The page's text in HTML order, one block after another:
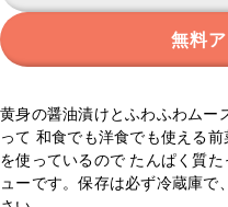
無料
黄身の醤油漬けとふわふわムー
って 和食でも洋食でも使える
を使っているので たんぱく質
ューです。保存は必ず冷蔵庫